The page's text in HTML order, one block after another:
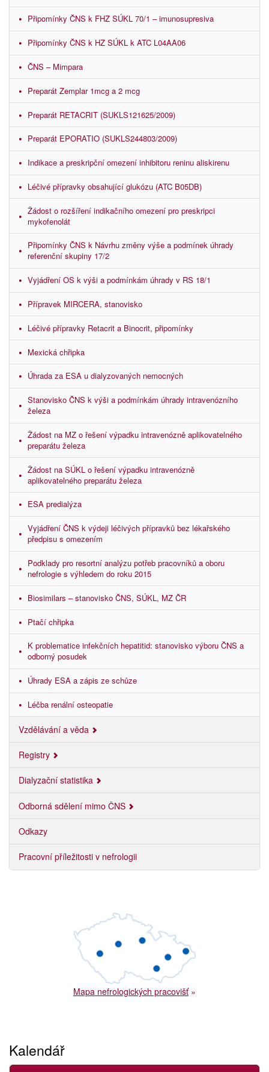
Připomínky ČNS k FHZ SÚKL 70/1 – imunosupresiva
Připomínky ČNS k HZ SÚKL k ATC L04AA06
ČNS – Mimpara
Preparát Zemplar 1mcg a 2 mcg
Preparát RETACRIT (SUKLS121625/2009)
Preparát EPORATIO (SUKLS244803/2009)
Indikace a preskripční omezení inhibitoru reninu aliskirenu
Léčivé přípravky obsahující glukózu (ATC B05DB)
Žádost o rozšíření indikačního omezení pro preskripci
mykofenolát
Připomínky ČNS k Návrhu změny výše a podmínek úhrady
referenční skupiny 17/2
Vyjádření OS k výši a podmínkám úhrady v RS 18/1
Přípravek MIRCERA, stanovisko
Léčivé přípravky Retacrit a Binocrit, připomínky
Mexická chřipka
Úhrada za ESA u dialyzovaných nemocných
Stanovisko ČNS k výši a podmínkám úhrady intravenózního
železa
Žádost na MZ o řešení výpadku intravenózně aplikovatelného
preparátu železa
Žádost na SÚKL o řešení výpadku intravenózně
aplikovatelného preparátu železa
ESA predialýza
Vyjádření ČNS k výdeji léčivých přípravků bez lékařského
předpisu s omezením
Podklady pro resortní analýzu potřeb pracovníků a oboru
nefrologie s výhledem do roku 2015
Biosimilars – stanovisko ČNS, SÚKL, MZ ČR
Ptačí chřipka
K problematice infekčních hepatitid: stanovisko výboru ČNS a
odborný posudek
Úhrady ESA a zápis ze schůze
Léčba renální osteopatie
Vzdělávání a věda
Registry
Dialyzační statistika
Odborná sdělení mimo ČNS
Odkazy
Pracovní příležitosti v nefrologii
Mapa nefrologických pracovišť»
Kalendář